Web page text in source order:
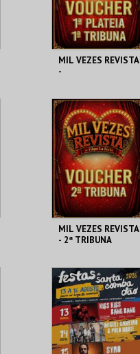
COMPRAR
MIL VEZES REVISTA
-
PREÇO INTEIRO
MAIS INFO
COMPRAR
MIL VEZES REVISTA
- 2ª TRIBUNA
PREÇO INTEIRO
MAIS INFO
COMPRAR